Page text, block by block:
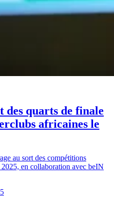
des quarts de finale
africaines le
au sort des compétitions
en collaboration avec beIN